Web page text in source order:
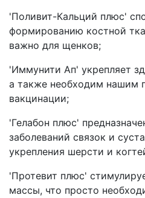
'Поливит-Кальций плюс'
формированию костной
важно для щенков;
'Иммунити Ап' укрепляет
а также необходим нашим
вакцинации;
'Гелабон плюс'
заболеваний связок и
укрепления шерсти и
'Протевит плюс'
массы, что просто